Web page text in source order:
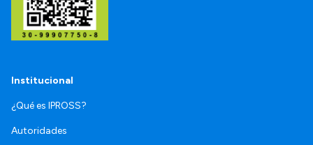
Institucional
¿Qué es IPROSS?
Autoridades